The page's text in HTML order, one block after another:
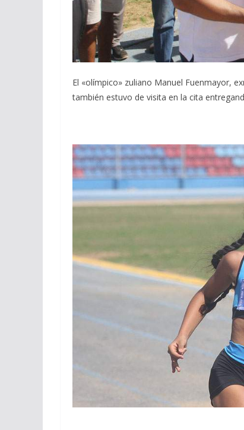
El «olímpico» zuliano Manuel Fuenmayor,
también estuvo de visita en la cita